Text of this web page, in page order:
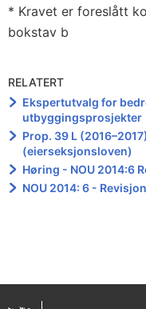
* Kravet er foreslått
bokstav b
RELATERT
Ekspertutvalg for
utbyggingsprosjekter
Prop. 39 L
(eierseksjonsloven)
Høring - NOU 2014:6
NOU 2014: 6 -